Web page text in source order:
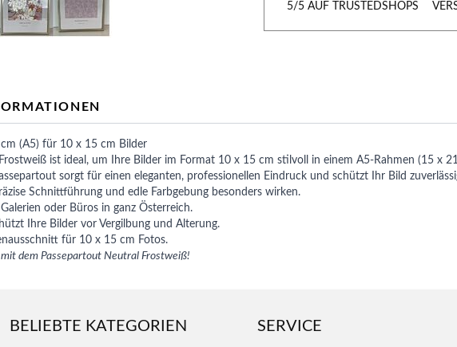
5/5 AUF TRUSTEDSHOPS
(A5) für 10 x 15 cm Bilder
ist ideal, um Ihre Bilder im Format 10 x 15 cm stilvoll in einem A5-Rahmen (15 x
sorgt für einen eleganten, professionellen Eindruck und schützt Ihr Bild
Schnittführung und edle Farbgebung besonders wirken.
oder Büros in ganz Österreich.
Ihre Bilder vor Vergilbung und Alterung.
für 10 x 15 cm Fotos.
dem Passepartout Neutral Frostweiß!
BELIEBTE KATEGORIEN SERVICE